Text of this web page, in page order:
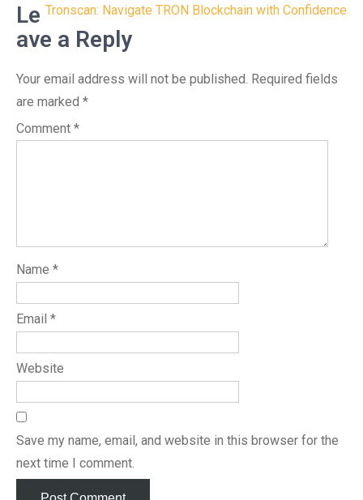
navigation
Tronscan: Navigate TRON Blockchain with Confidence
Le
ave a Reply
Your email address will not be published. Required fields
are marked *
Comment *
Name *
Email *
Website
Save my name, email, and website in this browser for the
next time I comment.